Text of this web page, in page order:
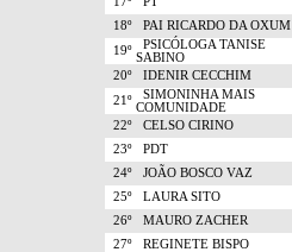
18º
PAI RICARDO DA OXUM
19º
PSICÓLOGA TANISE
SABINO
20º
IDENIR CECCHIM
21º
SIMONINHA MAIS
COMUNIDADE
22º
CELSO CIRINO
23º
PDT
24º
JOÃO BOSCO VAZ
25º
LAURA SITO
26º
MAURO ZACHER
27º
REGINETE BISPO